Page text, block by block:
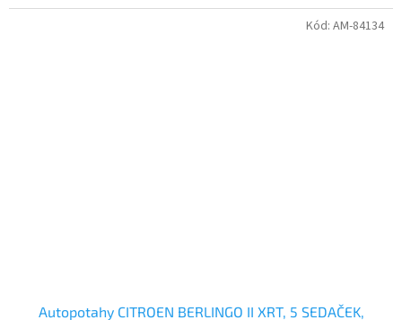
Autopotahy CITROEN BERLINGO II XRT, 5 SEDAČEK,
Kód: AM-84134